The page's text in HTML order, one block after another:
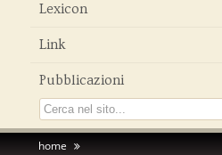
Lexicon
Link
Pubblicazioni
home